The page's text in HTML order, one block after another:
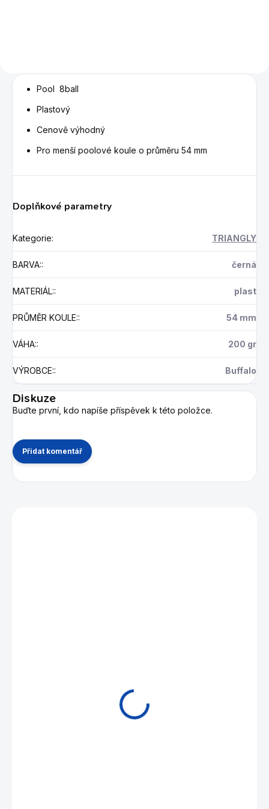
Pool 8ball
Plastový
Cenově výhodný
Pro menší poolové koule o průměru 54 mm
Doplňkové parametry
Kategorie: TRIANGLY
BARVA:: černá
MATERIÁL:: plast
PRŮMĚR KOULE:: 54 mm
VÁHA:: 200 gr
VÝROBCE:: Buffalo
Diskuze
Buďte první, kdo napíše příspěvek k této položce.
Přidat komentář